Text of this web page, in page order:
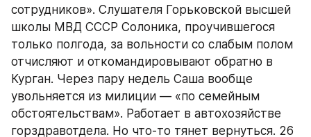
сотрудников». Слушателя Горьковской высшей
школы МВД СССР Солоника, проучившегося
только полгода, за вольности со слабым полом
отчисляют и откомандировывают обратно в
Курган. Через пару недель Саша вообще
увольняется из милиции — «по семейным
обстоятельствам». Работает в автохозяйстве
горздравотдела. Но что-то тянет вернуться. 26